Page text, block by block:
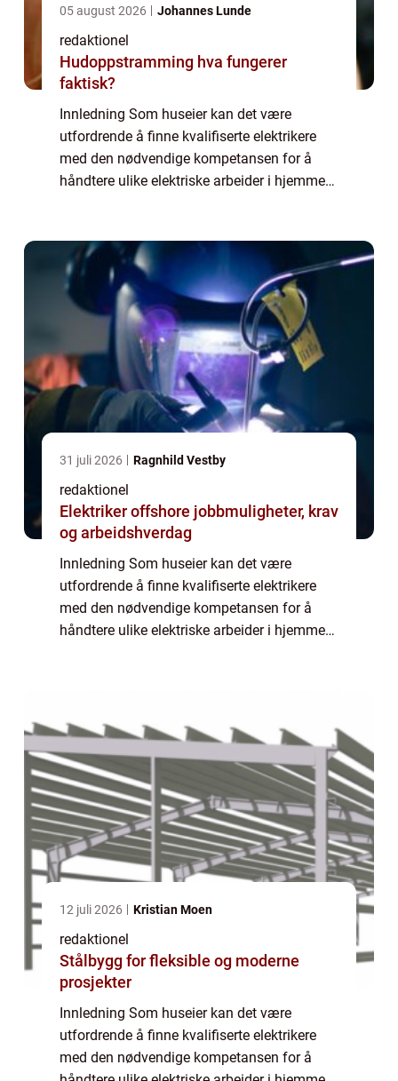
05 august 2026 Johannes Lunde
redaktionel
Hudoppstramming hva fungerer
faktisk?
Innledning Som huseier kan det være
utfordrende å finne kvalifiserte elektrikere
med den nødvendige kompetansen for å
håndtere ulike elektriske arbeider i hjemmet
31 juli 2026 Ragnhild Vestby
redaktionel
Elektriker offshore jobbmuligheter, krav
og arbeidshverdag
Innledning Som huseier kan det være
utfordrende å finne kvalifiserte elektrikere
med den nødvendige kompetansen for å
håndtere ulike elektriske arbeider i hjemmet
12 juli 2026 Kristian Moen
redaktionel
Stålbygg for fleksible og moderne
prosjekter
Innledning Som huseier kan det være
utfordrende å finne kvalifiserte elektrikere
med den nødvendige kompetansen for å